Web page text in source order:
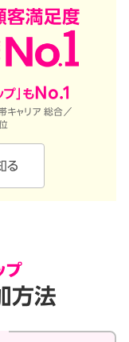
」もNo.1
ャリア 総合／
る
方法